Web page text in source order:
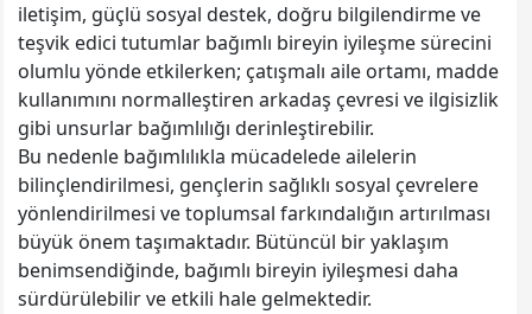
iletişim, güçlü sosyal destek, doğru bilgilendirme ve
teşvik edici tutumlar bağımlı bireyin iyileşme sürecini
olumlu yönde etkilerken; çatışmalı aile ortamı, madde
kullanımını normalleştiren arkadaş çevresi ve ilgisizlik
gibi unsurlar bağımlılığı derinleştirebilir.
Bu nedenle bağımlılıkla mücadelede ailelerin
bilinçlendirilmesi, gençlerin sağlıklı sosyal çevrelere
yönlendirilmesi ve toplumsal farkındalığın artırılması
büyük önem taşımaktadır. Bütüncül bir yaklaşım
benimsendiğinde, bağımlı bireyin iyileşmesi daha
sürdürülebilir ve etkili hale gelmektedir.